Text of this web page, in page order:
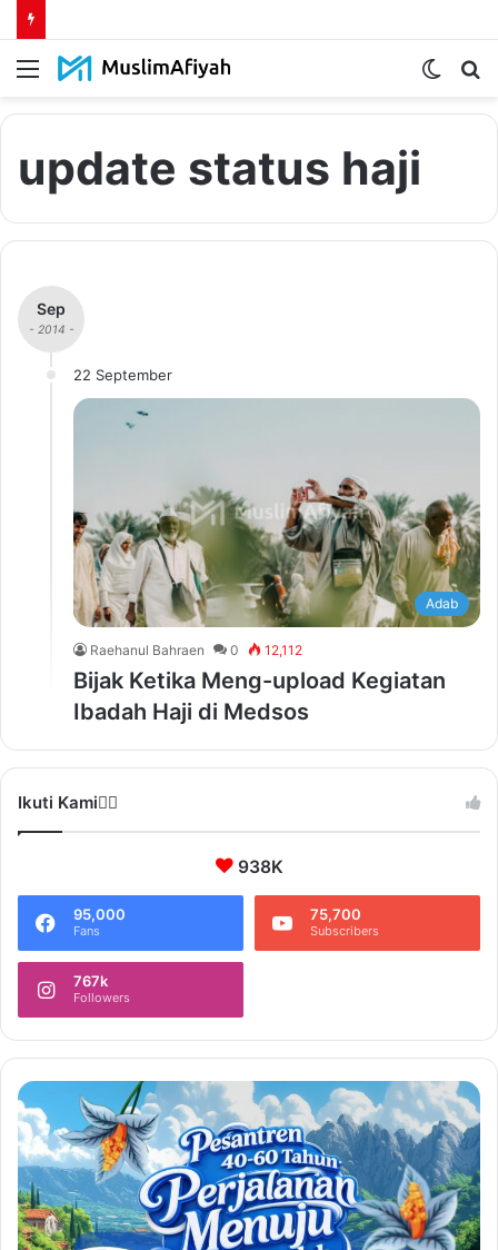
Menu
Switch
update status haji
Sep
- 2014 -
22 September
Adab
Raehanul Bahraen 0 12,112
Bijak Ketika Meng-upload Kegiatan
Ibadah Haji di Medsos
Ikuti Kami❤️‍🔥
938K
95,000
Fans
75,700
Subscribers
767k
Followers